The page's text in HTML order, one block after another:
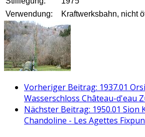
Verwendung:
Kraftwerksbahn, nicht
Vorheriger Beitrag: 1937.01
Wasserschloss Château-d'eau
Nächster Beitrag: 1950.01 Sion
Chandoline - Les Agettes